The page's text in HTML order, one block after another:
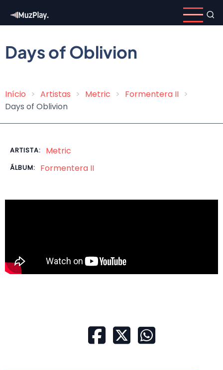
para
conteúdo
principal
Days of Oblivion
Trilha
Início Artistas Metric
Formentera II
Days of Oblivion
ARTISTA: Metric
ÁLBUM: Formentera II